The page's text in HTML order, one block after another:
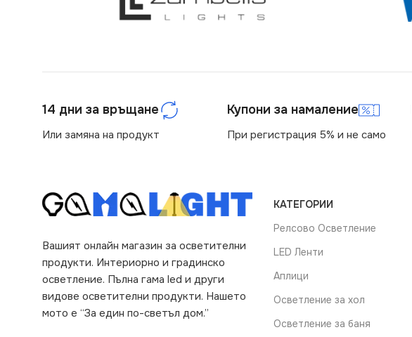
14 дни за връщане
Или замяна на продукт
Купони за намаление
При регистрация 5% и не само
Вашият онлайн магазин за осветителни
продукти. Интериорно и градинско
осветление. Пълна гама led и други
видове осветителни продукти. Нашето
мото е “За един по-светъл дом.”
КАТЕГОРИИ
Релсово Осветление
LED Ленти
Аплици
Осветление за хол
Осветление за баня